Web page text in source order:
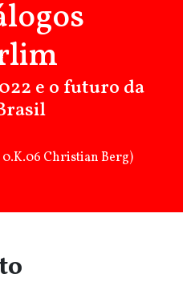
e o futuro da
Christian Berg)